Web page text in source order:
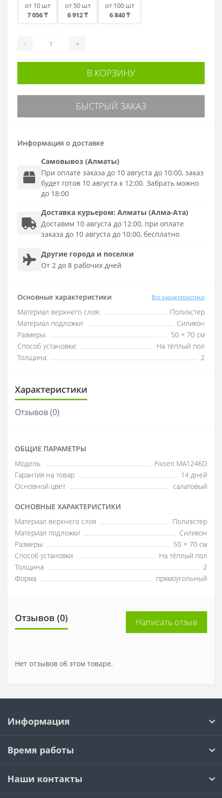
от 10 шт
7 056 ₸
от 50 шт
6 912 ₸
от 100 шт
6 840 ₸
- +
В КОРЗИНУ
БЫСТРЫЙ ЗАКАЗ
Информация о доставке
Самовывоз (Алматы)
При оплате заказа до 10 августа до 10:00, заказ
будет готов 10 августа к 12:00. Забрать можно
до 18:00
Доставка курьером: Алматы (Алма-Ата)
Доставим 10 августа до 12:00, при оплате
заказа до 10 августа до 10:00, бесплатно
Другие города и поселки
От 2 до 8 рабочих дней
Основные характеристики Все характеристики
Материал верхнего слоя:
Полиэстер
Материал подложки:
Силикон
Размеры:
50 × 70 см
Способ установки:
На тёплый пол
Толщина:
2
Характеристики
Отзывов (0)
ОБЩИЕ ПАРАМЕТРЫ
Модель
Fixsen MA1246D
Гарантия на товар
14 дней
Основной цвет
салатовый
ОСНОВНЫЕ ХАРАКТЕРИСТИКИ
Материал верхнего слоя
Полиэстер
Материал подложки
Силикон
Размеры
50 × 70 см
Способ установки
На тёплый пол
Толщина
2
Форма
прямоугольный
Отзывов (0) Написать отзыв
Нет отзывов об этом товаре.
Информация
Время работы
Наши контакты